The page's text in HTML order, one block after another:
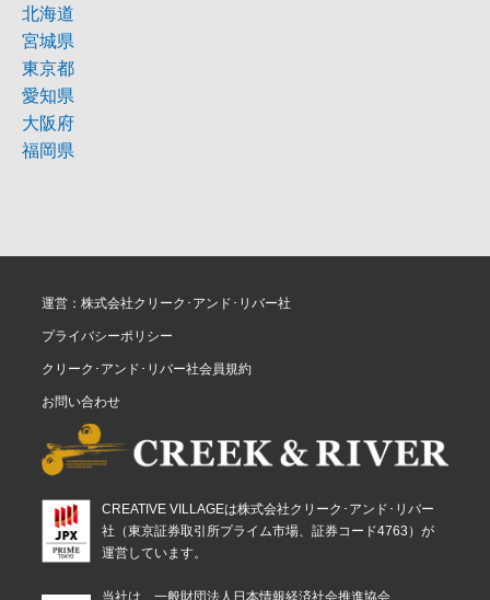
北海道
宮城県
東京都
愛知県
大阪府
福岡県
運営：株式会社クリーク･アンド･リバー社
プライバシーポリシー
クリーク･アンド･リバー社会員規約
お問い合わせ
CREATIVE VILLAGEは株式会社クリーク･アンド･リバー
社（東京証券取引所プライム市場、証券コード4763）が
運営しています。